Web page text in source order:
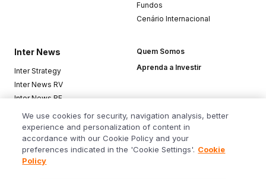
Fundos
Cenário Internacional
Inter News
Inter Strategy
Inter News RV
Inter News RF
Top Funds
Quem Somos
Aprenda a Investir
Baixe o app
We use cookies for security, navigation analysis, better
experience and personalization of content in
accordance with our Cookie Policy and your
preferences indicated in the 'Cookie Settings'. Cookie
Policy